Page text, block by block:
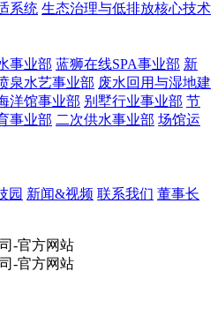
系统 生态治理与低排放核心技术
事业部 蓝狮在线SPA事业部 新
泉水艺事业部 废水回用与湿地建
洋馆事业部 别墅行业事业部 节
事业部 二次供水事业部 场馆运
园 新闻&视频 联系我们 董事长